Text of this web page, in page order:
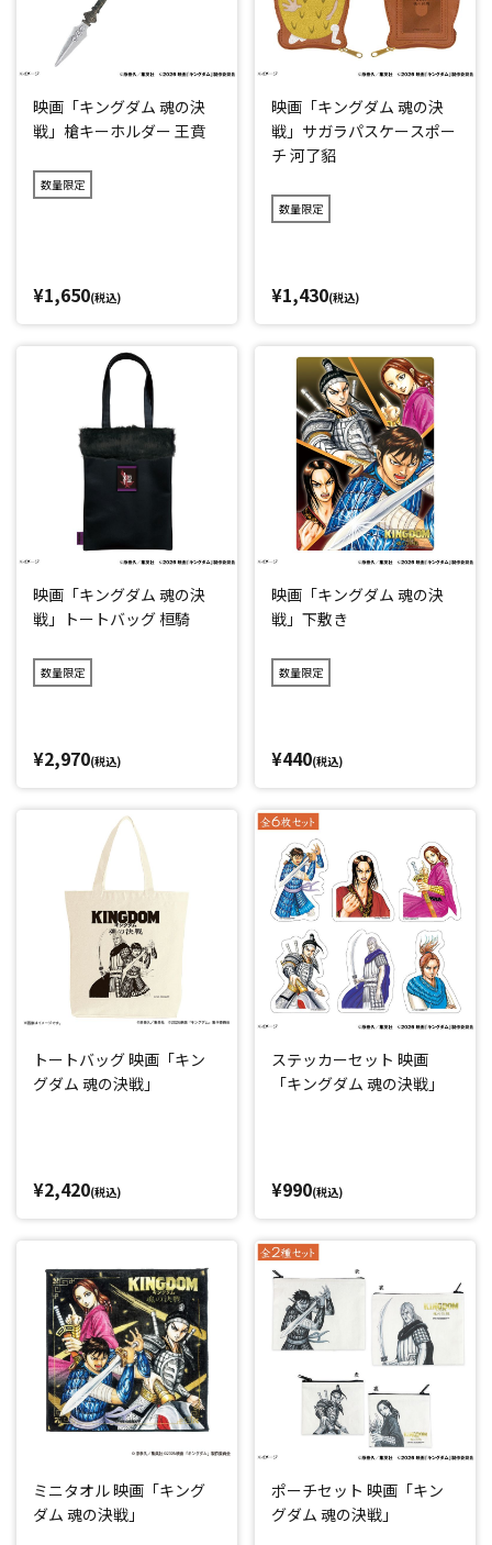
映画「キングダム 魂の決
戦」槍キーホルダー 王賁
数量限定
¥1,650(税込)
映画「キングダム 魂の決
戦」サガラパスケースポー
チ 河了貂
数量限定
¥1,430(税込)
映画「キングダム 魂の決
戦」トートバッグ 桓騎
数量限定
¥2,970(税込)
映画「キングダム 魂の決
戦」下敷き
数量限定
¥440(税込)
トートバッグ 映画「キン
グダム 魂の決戦」
¥2,420(税込)
ステッカーセット 映画
「キングダム 魂の決戦」
¥990(税込)
ミニタオル 映画「キング
ダム 魂の決戦」
ポーチセット 映画「キン
グダム 魂の決戦」